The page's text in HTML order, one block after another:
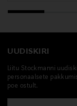
UUDISKIRI
Liitu Stockmanni
personaalsete
poe ostult.